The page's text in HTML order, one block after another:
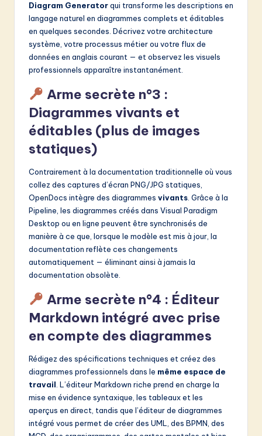
Diagram Generatorqui transforme les descriptions en
langage naturel en diagrammes complets et éditables
en quelques secondes. Décrivez votre architecture
système, votre processus métier ou votre flux de
données en anglais courant — et observez les visuels
professionnels apparaître instantanément.
Arme secrète n°3 :
Diagrammes vivants et
éditables (plus de images
statiques)
Contrairement à la documentation traditionnelle où vous
collez des captures d’écran PNG/JPG statiques,
OpenDocs intègre des diagrammes vivants . Grâce à la
Pipeline, les diagrammes créés dans Visual Paradigm
Desktop ou en ligne peuvent être synchronisés de
manière à ce que, lorsque le modèle est mis à jour, la
documentation reflète ces changements
automatiquement — éliminant ainsi à jamais la
documentation obsolète.
Arme secrète n°4 : Éditeur
Markdown intégré avec prise
en compte des diagrammes
Rédigez des spécifications techniques et créez des
diagrammes professionnels dans le même espace de
travail . L’éditeur Markdown riche prend en charge la
mise en évidence syntaxique, les tableaux et les
aperçus en direct, tandis que l’éditeur de diagrammes
intégré vous permet de créer des UML, des BPMN, des